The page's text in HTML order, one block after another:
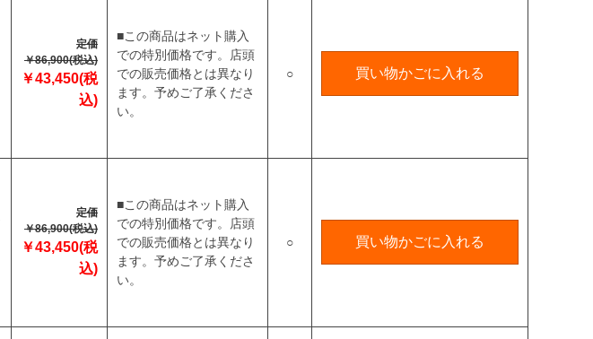
定価
￥86,900(税込)
￥43,450(税
込)
■この商品はネット購入
での特別価格です。店頭
での販売価格とは異なり
ます。予めご了承くださ
い。
○ 買い物かごに入れる
定価
￥86,900(税込)
￥43,450(税
込)
■この商品はネット購入
での特別価格です。店頭
での販売価格とは異なり
ます。予めご了承くださ
い。
○ 買い物かごに入れる